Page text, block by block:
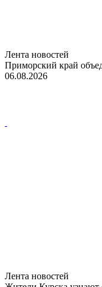
Лента новостей
Приморский край
06.08.2026
Лента новостей